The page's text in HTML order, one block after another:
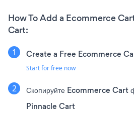
How To Add a Ecommerce
Cart:
Create a Free Ecommerce
Start for free now
Скопируйте Ecommerce Cart
Pinnacle Cart